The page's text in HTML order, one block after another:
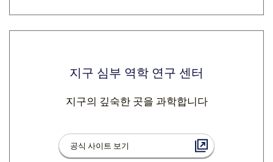
지구 심부 역학 연구 센터
지구의 깊숙한 곳을 과학합니다
공식 사이트 보기